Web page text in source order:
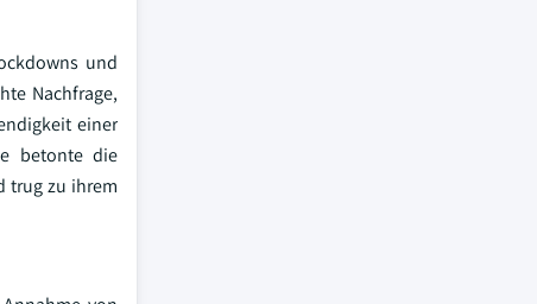
und
Nachfrage,
einer
betonte die
trug zu ihrem